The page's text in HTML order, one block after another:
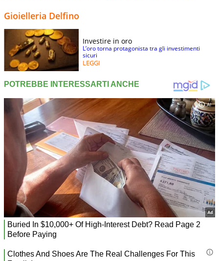
Gioielleria Delfino
Investire in oro
L’oro torna protagonista tra gli investimenti
sicuri
LEGGI